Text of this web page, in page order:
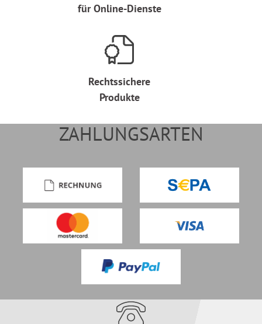
für Online-Dienste
Rechtssichere
Produkte
ZAHLUNGSARTEN